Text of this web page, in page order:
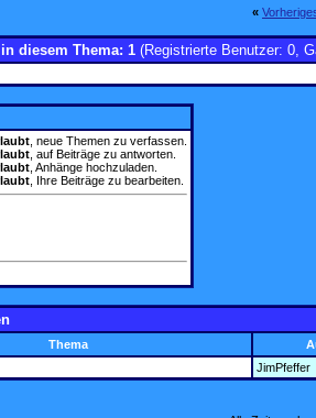
«
diesem Thema: 1 (Registrierte Benutzer: 0,
, neue Themen zu verfassen.
, auf Beiträge zu antworten.
, Anhänge hochzuladen.
, Ihre Beiträge zu bearbeiten.
Thema
JimPfeffer